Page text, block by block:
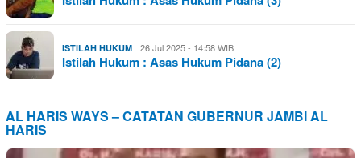
ISTILAH HUKUM 26 Jul 2025 - 14:58 WIB
Istilah Hukum : Asas Hukum Pidana (2)
AL HARIS WAYS – CATATAN GUBERNUR JAMBI AL
HARIS